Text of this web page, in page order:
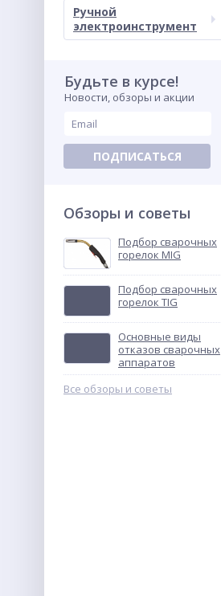
Ручной
электроинструмент
Будьте в курсе!
Новости, обзоры и акции
ПОДПИСАТЬСЯ
Обзоры и советы
Подбор сварочных
горелок MIG
Подбор сварочных
горелок TIG
Основные виды
отказов сварочных
аппаратов
Все обзоры и советы